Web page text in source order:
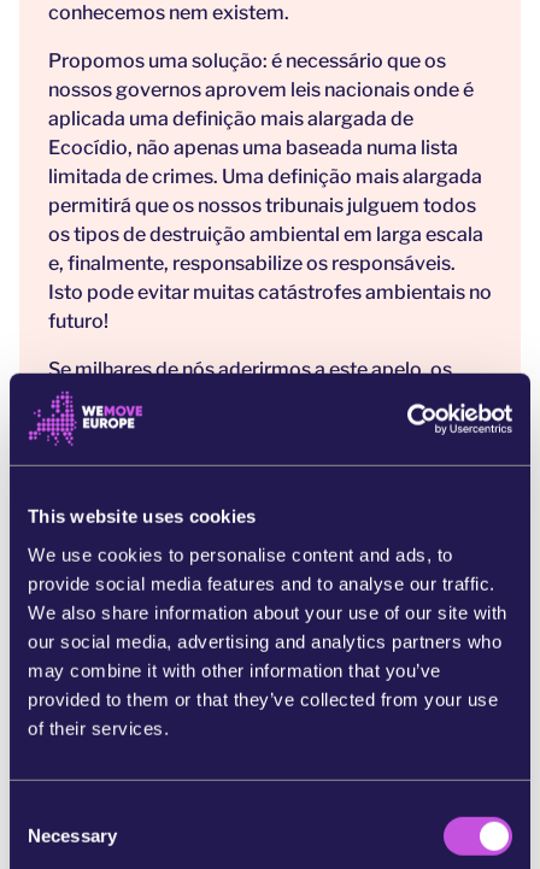
This website uses cookies
We use cookies to personalise content and ads, to
provide social media features and to analyse our traffic.
We also share information about your use of our site with
our social media, advertising and analytics partners who
may combine it with other information that you’ve
provided to them or that they’ve collected from your use
of their services.
Necessary
conhecemos nem existem.
Propomos uma solução: é necessário que os
nossos governos aprovem leis nacionais onde é
aplicada uma definição mais alargada de
Ecocídio, não apenas uma baseada numa lista
limitada de crimes. Uma definição mais alargada
permitirá que os nossos tribunais julguem todos
os tipos de destruição ambiental em larga escala
e, finalmente, responsabilize os responsáveis.
Isto pode evitar muitas catástrofes ambientais no
futuro!
Se milhares de nós aderirmos a este apelo, os
nossos líderes terão muito mais probabilidade de
ir além das regras minimalistas da UE e aprovar
voz a este apelo, para garantir que nenhum crime
ambiental grave fique impune?
Referências:
[1] Consenso do painel de peritos independentes
quanto à definição jurídica do Ecocídio:
https://www.stopecocide.earth/legal-definition
aos crimes ambientais não inclua, por si só, a
pretende criminalizar "casos comparáveis ao